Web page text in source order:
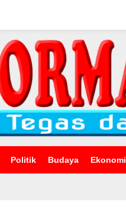
Politik Budaya Ekonomi